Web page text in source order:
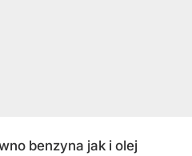
benzyna jak i olej